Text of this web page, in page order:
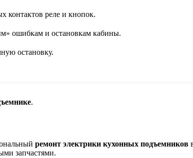
контактов реле и кнопок.
ошибкам и остановкам кабины.
остановку.
.
ремонт электрики кухонных подъемников
запчастями.